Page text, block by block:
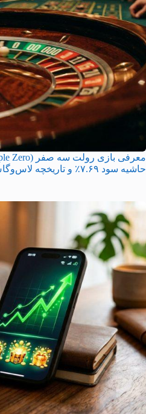
حاشیه سود ۷.۶۹٪ و تاریخچه لاس‌وگاس